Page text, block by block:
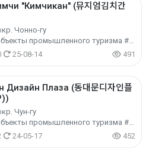
"Кимчикан" (뮤지엄김치간
Чонно-гу
#Прочие объекты промышленного туризма #Промышленный туризм #Экспериментальный туризм
25-08-14 491
Дизайн Плаза (동대문디자인플
Чун-гу
#Прочие объекты промышленного туризма #Промышленный туризм #Экспериментальный туризм
24-05-17 452